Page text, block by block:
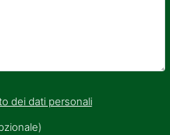
dei dati personali